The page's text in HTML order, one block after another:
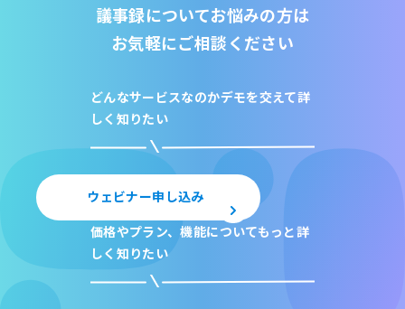
議事録についてお悩みの方は
お気軽にご相談ください
どんなサービスなのかデモを交えて詳
しく知りたい
ウェビナー申し込み
価格やプラン、機能についてもっと詳
しく知りたい